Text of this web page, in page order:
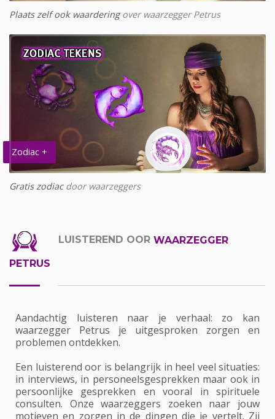
Plaats zelf ook waarderingover waarzegger Petrus
Zodiac +
Gratis zodiacdoor waarzeggers
LUISTEREND OOR WAARZEGGER
PETRUS
Aandachtig luisteren naar je verhaal: zo kan
waarzegger Petrus je uitgesproken zorgen en
problemen ontdekken.
Een luisterend oor is belangrijk in heel veel situaties:
in interviews, in personeelsgesprekken maar ook in
persoonlijke gesprekken en vooral in spirituele
consulten. Onze waarzeggers zoeken naar jouw
motieven en zorgen in de dingen die je vertelt. Zij